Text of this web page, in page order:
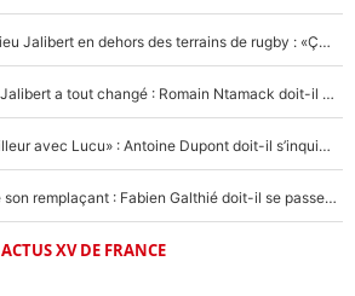
La raison d'être de Matthieu Jalibert en dehors des terrains de rugby : «Ça m'atteint autant que si tu touches à un membre de ma famille»
XV de France - Matthieu Jalibert a tout changé : Romain Ntamack doit-il s’inquiéter pour sa place à un an de la Coupe du monde ?
«Le XV de France est meilleur avec Lucu» : Antoine Dupont doit-il s’inquiéter pour sa place ?
Le XV de France a trouvé son remplaçant : Fabien Galthié doit-il se passer d'Antoine Dupont ?
ACTUS XV DE FRANCE